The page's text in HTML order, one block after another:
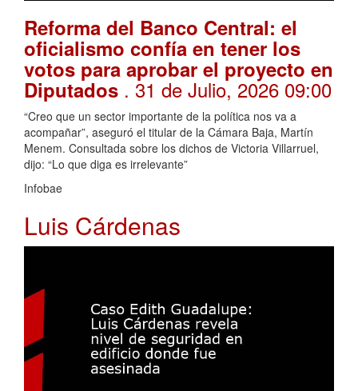
Reforma del Banco Central: el
oficialismo confía en tener los
votos para aprobar el proyecto en
Diputados . 31 de Julio, 2026 09:00
“Creo que un sector importante de la política nos va a
acompañar”, aseguró el titular de la Cámara Baja, Martín
Menem. Consultada sobre los dichos de Victoria Villarruel,
dijo: “Lo que diga es irrelevante”
Infobae
Luis Cárdenas